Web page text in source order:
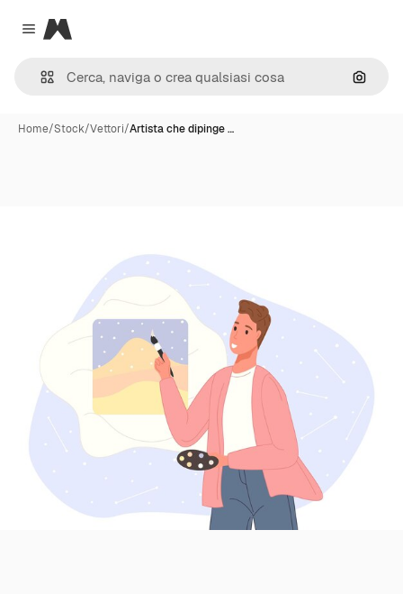
Close menu
Magnific
Cerca
Home/Stock/Vettori/Artista che dipinge …